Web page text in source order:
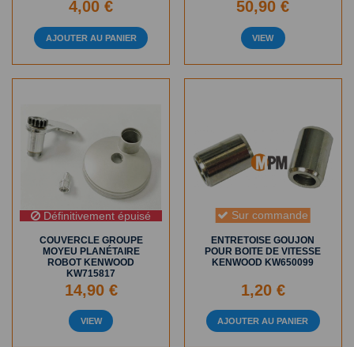
4,00 €
AJOUTER AU PANIER
50,90 €
VIEW
Définitivement épuisé
COUVERCLE GROUPE
MOYEU PLANÉTAIRE
ROBOT KENWOOD
KW715817
14,90 €
VIEW
Sur commande
ENTRETOISE GOUJON
POUR BOITE DE VITESSE
KENWOOD KW650099
1,20 €
AJOUTER AU PANIER